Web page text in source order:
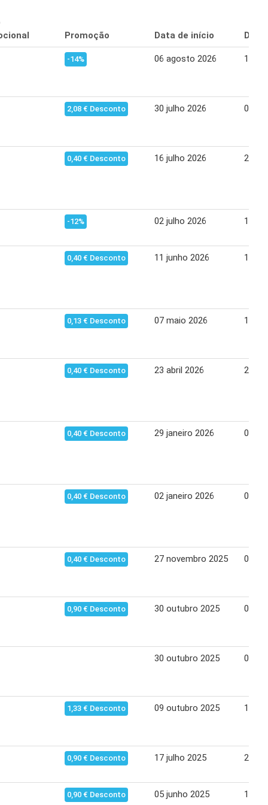
Promoção Data de início Data
-14% 06 agosto 2026 12
2,08 € Desconto 30 julho 2026 05
0,40 € Desconto 16 julho 2026 22
-12% 02 julho 2026 10
0,40 € Desconto 11 junho 2026 17
0,13 € Desconto 07 maio 2026 13
0,40 € Desconto 23 abril 2026 29
0,40 € Desconto 29 janeiro 2026 04
0,40 € Desconto 02 janeiro 2026 07
0,40 € Desconto 27 novembro 2025 03
0,90 € Desconto 30 outubro 2025 05
30 outubro 2025 05
1,33 € Desconto 09 outubro 2025 15
0,90 € Desconto 17 julho 2025 23
0,90 € Desconto 05 junho 2025 11